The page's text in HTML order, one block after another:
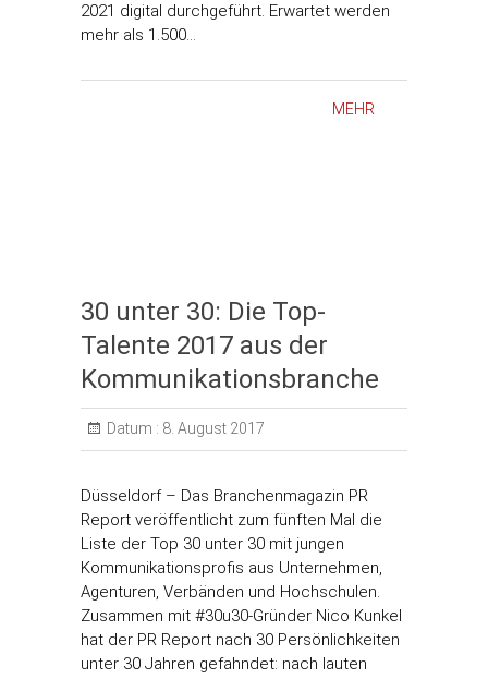
2021 digital durchgeführt. Erwartet werden
mehr als 1.500…
MEHR
30 unter 30: Die Top-
Talente 2017 aus der
Kommunikationsbranche
Datum : 8. August 2017
Düsseldorf – Das Branchenmagazin PR
Report veröffentlicht zum fünften Mal die
Liste der Top 30 unter 30 mit jungen
Kommunikationsprofis aus Unternehmen,
Agenturen, Verbänden und Hochschulen.
Zusammen mit #30u30-Gründer Nico Kunkel
hat der PR Report nach 30 Persönlichkeiten
unter 30 Jahren gefahndet: nach lauten